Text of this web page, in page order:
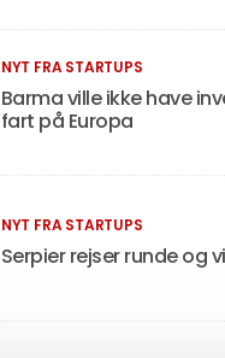
NYT FRA STARTUPS
Barma ville ikke have
fart på Europa
NYT FRA STARTUPS
Serpier rejser runde